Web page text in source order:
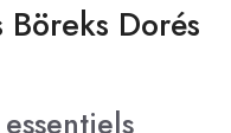
Dorés